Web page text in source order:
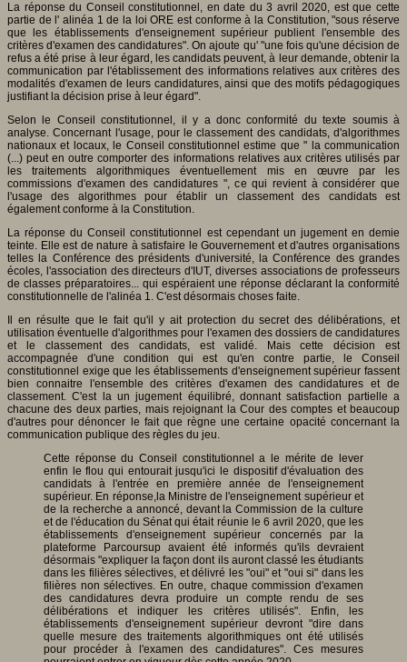
La réponse du Conseil constitutionnel, en date du 3 avril 2020, est que cette
partie de l' alinéa 1 de la loi ORE est conforme à la Constitution, "sous réserve
que les établissements d'enseignement supérieur publient l'ensemble des
critères d'examen des candidatures". On ajoute qu' "une fois qu'une décision de
refus a été prise à leur égard, les candidats peuvent, à leur demande, obtenir la
communication par l'établissement des informations relatives aux critères des
modalités d'examen de leurs candidatures, ainsi que des motifs pédagogiques
justifiant la décision prise à leur égard".
Selon le Conseil constitutionnel, il y a donc conformité du texte soumis à
analyse. Concernant l'usage, pour le classement des candidats, d'algorithmes
nationaux et locaux, le Conseil constitutionnel estime que " la communication
(...) peut en outre comporter des informations relatives aux critères utilisés par
les traitements algorithmiques éventuellement mis en œuvre par les
commissions d'examen des candidatures ", ce qui revient à considérer que
l'usage des algorithmes pour établir un classement des candidats est
également conforme à la Constitution.
La réponse du Conseil constitutionnel est cependant un jugement en demie
teinte. Elle est de nature à satisfaire le Gouvernement et d'autres organisations
telles la Conférence des présidents d'université, la Conférence des grandes
écoles, l'association des directeurs d'IUT, diverses associations de professeurs
de classes préparatoires... qui espéraient une réponse déclarant la conformité
constitutionnelle de l'alinéa 1. C'est désormais choses faite.
Il en résulte que le fait qu'il y ait protection du secret des délibérations, et
utilisation éventuelle d'algorithmes pour l'examen des dossiers de candidatures
et le classement des candidats, est validé. Mais cette décision est
accompagnée d'une condition qui est qu'en contre partie, le Conseil
constitutionnel exige que les établissements d'enseignement supérieur fassent
bien connaitre l'ensemble des critères d'examen des candidatures et de
classement. C'est la un jugement équilibré, donnant satisfaction partielle a
chacune des deux parties, mais rejoignant la Cour des comptes et beaucoup
d'autres pour dénoncer le fait que règne une certaine opacité concernant la
communication publique des règles du jeu.
Cette réponse du Conseil constitutionnel a le mérite de lever
enfin le flou qui entourait jusqu'ici le dispositif d'évaluation des
candidats à l'entrée en première année de l'enseignement
supérieur. En réponse,la Ministre de l'enseignement supérieur et
de la recherche a annoncé, devant la Commission de la culture
et de l'éducation du Sénat qui était réunie le 6 avril 2020, que les
établissements d'enseignement supérieur concernés par la
plateforme Parcoursup avaient été informés qu'ils devraient
désormais "expliquer la façon dont ils auront classé les étudiants
dans les filières sélectives, et délivré les "oui" et "oui si" dans les
filières non sélectives. En outre, chaque commission d'examen
des candidatures devra produire un compte rendu de ses
délibérations et indiquer les critères utilisés". Enfin, les
établissements d'enseignement supérieur devront "dire dans
quelle mesure des traitements algorithmiques ont été utilisés
pour procéder à l'examen des candidatures". Ces mesures